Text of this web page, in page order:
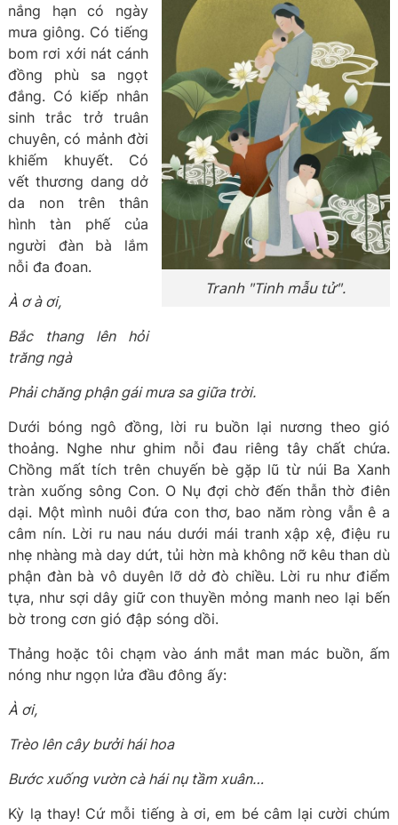
Tranh "Tinh mẫu tử".
nắng hạn có ngày
mưa giông. Có tiếng
bom rơi xới nát cánh
đồng phù sa ngọt
đắng. Có kiếp nhân
sinh trắc trở truân
chuyên, có mảnh đời
khiếm khuyết. Có
vết thương dang dở
da non trên thân
hình tàn phế của
người đàn bà lắm
nỗi đa đoan.
À ơ à ơi,
Bắc thang lên hỏi
trăng ngà
Phải chăng phận gái mưa sa giữa trời.
Dưới bóng ngô đồng, lời ru buồn lại nương theo gió
thoảng. Nghe như ghim nỗi đau riêng tây chất chứa.
Chồng mất tích trên chuyến bè gặp lũ từ núi Ba Xanh
tràn xuống sông Con. O Nụ đợi chờ đến thẫn thờ điên
dại. Một mình nuôi đứa con thơ, bao năm ròng vẫn ê a
câm nín. Lời ru nau náu dưới mái tranh xập xệ, điệu ru
nhẹ nhàng mà day dứt, tủi hờn mà không nỡ kêu than dù
phận đàn bà vô duyên lỡ dở đò chiều. Lời ru như điểm
tựa, như sợi dây giữ con thuyền mỏng manh neo lại bến
bờ trong cơn gió đập sóng dồi.
Thảng hoặc tôi chạm vào ánh mắt man mác buồn, ấm
nóng như ngọn lửa đầu đông ấy:
À ơi,
Trèo lên cây bưởi hái hoa
Bước xuống vườn cà hái nụ tầm xuân…
Kỳ lạ thay! Cứ mỗi tiếng à ơi, em bé câm lại cười chúm